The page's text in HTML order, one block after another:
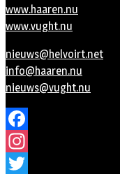
www.haaren.nu
www.vught.nu
nieuws@helvoirt.net
info@haaren.nu
nieuws@vught.nu
Facebook
Instagram